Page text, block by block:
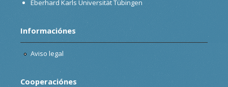
Eberhard Karls Universität Tübingen
Informaciónes
Aviso legal
Cooperaciónes